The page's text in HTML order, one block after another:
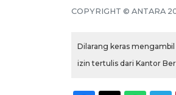
COPYRIGHT © ANTARA
Dilarang keras
izin tertulis dari Kantor